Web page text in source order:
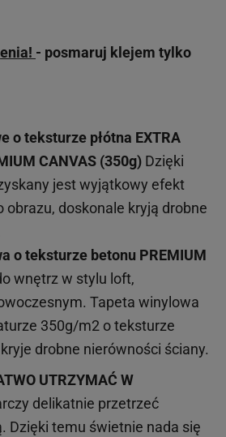
- posmaruj klejem tylko
oteksturze płótna EXTRA
CANVAS (350g) Dzięki
jest wyjątkowy efekt
doskonale kryją drobne
oteksturze betonu PREMIUM
wnętrz w stylu loft,
Tapeta winylowa
350g/m2 o teksturze
drobne nierówności ściany.
UTRZYMAĆ W
delikatnie przetrzeć
Dzięki temu świetnie nada się